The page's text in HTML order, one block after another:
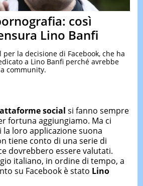
TEST
LE
così
Lino Banfi
per la decisione di Facebook, che ha
a Lino Banfi perché avrebbe
community.
social si fanno sempre
fortuna aggiungiamo. Ma ci
la loro applicazione suona
tiene conto di una serie di
dovrebbero essere valutati.
italiano, in ordine di tempo, a
su Facebook è stato Lino